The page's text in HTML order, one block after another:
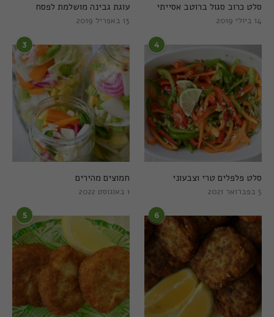
עוגת גבינה מושלמת לפסח
13 באפריל 2019
סלט כרוב סגול ברוטב אסייתי
14 ביולי 2019
3
חמוצים מהירים
1 באוגוסט 2022
4
סלט פלפלים טרי וצבעוני
5 בפברואר 2021
5 6